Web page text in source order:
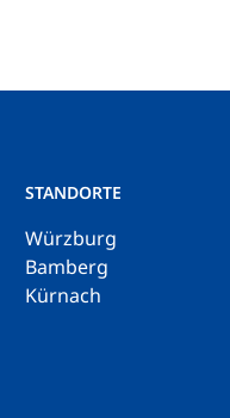
STANDORTE
Würzburg
Bamberg
Kürnach